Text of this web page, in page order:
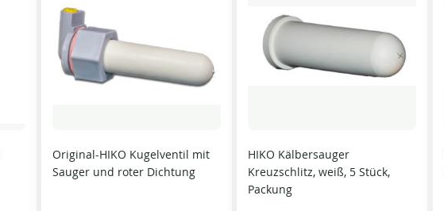
Original-HIKO Kugelventil mit
Sauger und roter Dichtung
HIKO Kälbersauger
Kreuzschlitz, weiß, 5 Stück,
Packung